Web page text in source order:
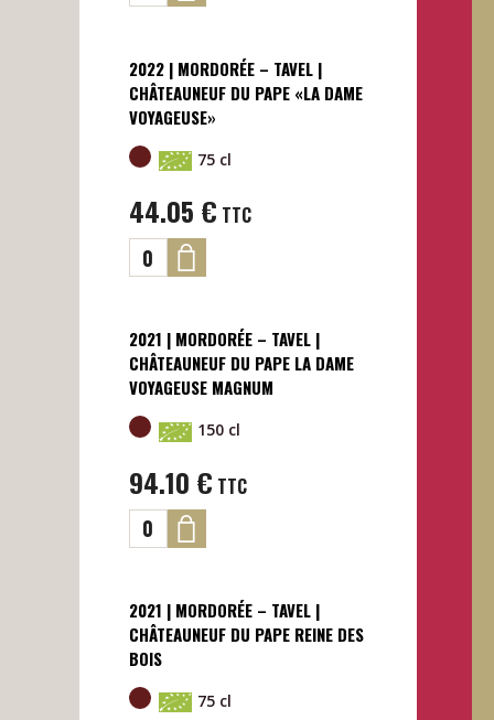
2022 | MORDORÉE – TAVEL |
CHÂTEAUNEUF DU PAPE «LA DAME
VOYAGEUSE»
75 cl
44.05 € TTC
2021 | MORDORÉE – TAVEL |
CHÂTEAUNEUF DU PAPE LA DAME
VOYAGEUSE MAGNUM
150 cl
94.10 € TTC
2021 | MORDORÉE – TAVEL |
CHÂTEAUNEUF DU PAPE REINE DES
BOIS
75 cl